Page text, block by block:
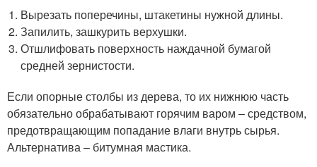
Вырезать поперечины, штакетины нужной длины.
Запилить, зашкурить верхушки.
Отшлифовать поверхность наждачной бумагой
средней зернистости.
Если опорные столбы из дерева, то их нижнюю часть
обязательно обрабатывают горячим варом ‒ средством,
предотвращающим попадание влаги внутрь сырья.
Альтернатива ‒ битумная мастика.